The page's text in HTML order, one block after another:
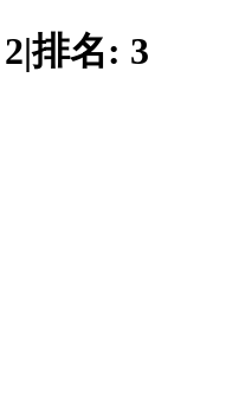
2|排名: 3